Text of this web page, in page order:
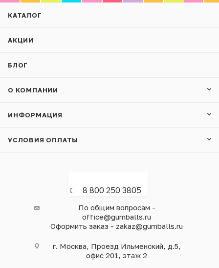
КАТАЛОГ
АКЦИИ
БЛОГ
О КОМПАНИИ
ИНФОРМАЦИЯ
УСЛОВИЯ ОПЛАТЫ
8 800 250 3805
По общим вопросам -
office@gumballs.ru
Оформить заказ - zakaz@gumballs.ru
г. Москва, Проезд Ильменский, д.5,
офис 201, этаж 2